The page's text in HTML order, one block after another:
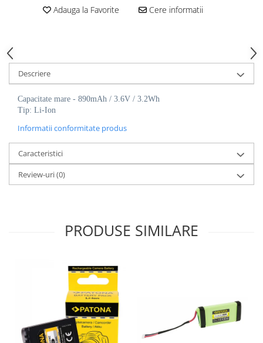
Bec LED
E14
E27
Blițuri și lumini foto/video
tableta
Telefoane mobile
Casti
Telefoane mobile
Telefoane mobile
Adauga la Favorite Cere informatii
Descriere
Capacitate mare - 890mAh / 3.6V / 3.2Wh
Tip: Li-Ion
Informatii conformitate produs
Caracteristici
Review-uri(0)
PRODUSE SIMILARE